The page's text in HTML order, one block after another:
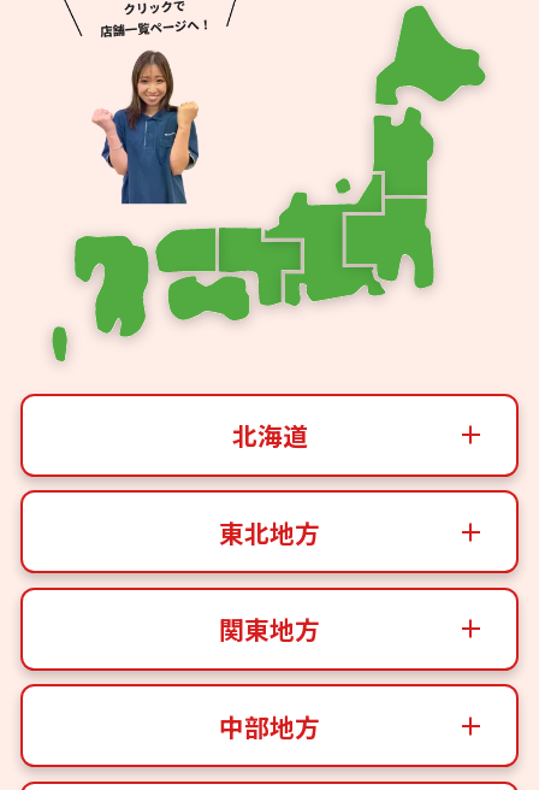
北海道
東北地方
関東地方
中部地方